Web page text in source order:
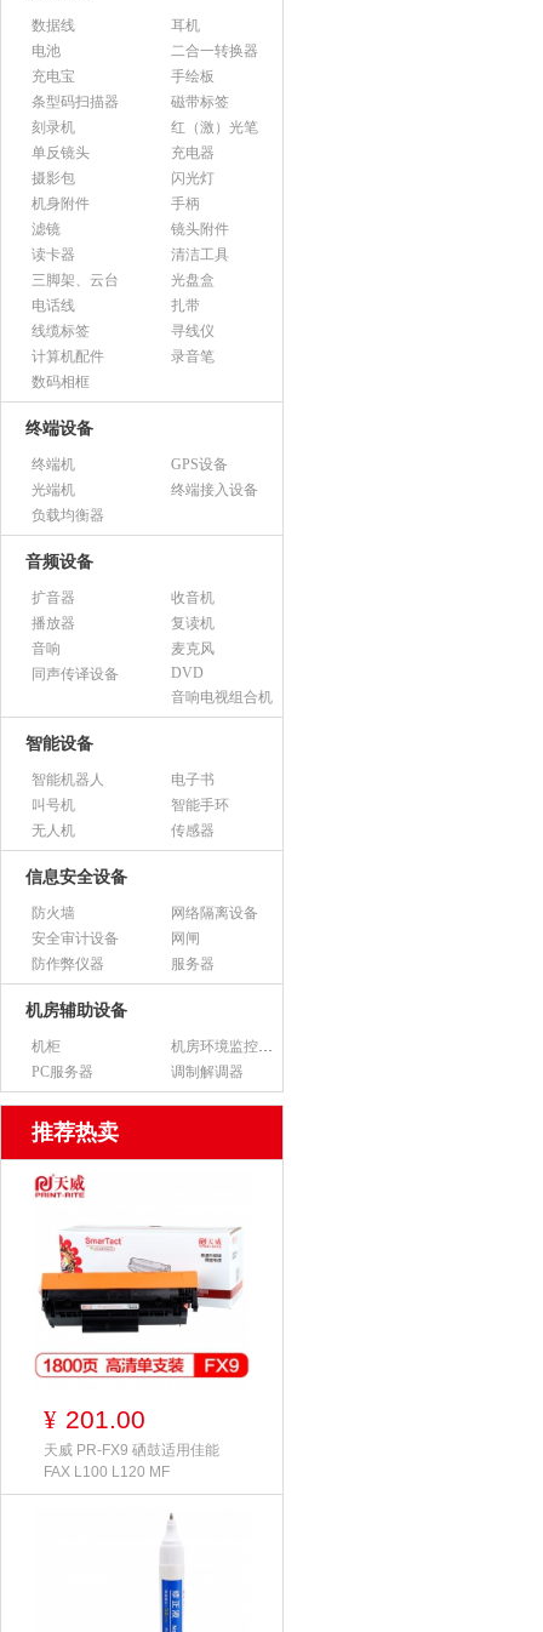
数据线
耳机
电池
二合一转换器
充电宝
手绘板
条型码扫描器
磁带标签
刻录机
红（激）光笔
单反镜头
充电器
摄影包
闪光灯
机身附件
手柄
滤镜
镜头附件
读卡器
清洁工具
三脚架、云台
光盘盒
电话线
扎带
线缆标签
寻线仪
计算机配件
录音笔
数码相框
终端设备
终端机
GPS设备
光端机
终端接入设备
负载均衡器
音频设备
扩音器
收音机
播放器
复读机
音响
麦克风
同声传译设备
DVD
音响电视组合机
智能设备
智能机器人
电子书
叫号机
智能手环
无人机
传感器
信息安全设备
防火墙
网络隔离设备
安全审计设备
网闸
防作弊仪器
服务器
机房辅助设备
机柜
机房环境监控设备
PC服务器
调制解调器
推荐热卖
¥ 201.00
天威 PR-FX9 硒鼓适用佳能
FAX L100 L120 MF